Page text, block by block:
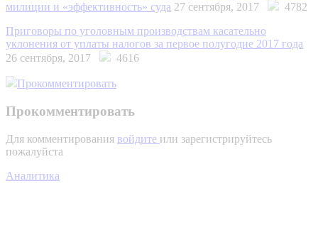
милиции и «эффективность» суда 27 сентября, 2017
4782
Приговоры по уголовным производствам касательно
уклонения от уплаты налогов за первое полугодие 2017 года
26 сентября, 2017
4616
Прокомментировать
Прокомментировать
Для комментирования войдите или зарегистрируйтесь
пожалуйста
Аналитика